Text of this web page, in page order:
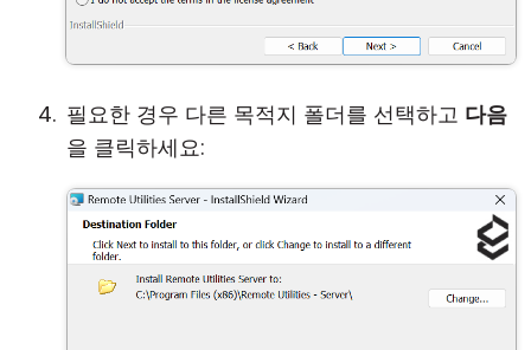
필요한 경우 다른 목적지 폴더를 선택하고 다음
을 클릭하세요: